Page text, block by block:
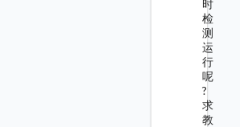
时
检
测
运
行
呢
?
求
教